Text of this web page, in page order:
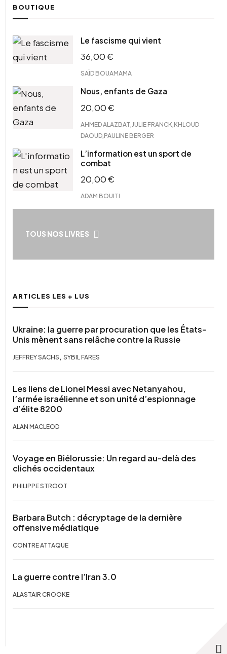
BOUTIQUE
Le fascisme qui vient
36,00€
SAÏD BOUAMAMA
Nous, enfants de Gaza
20,00€
AHMED ALAZBAT JULIE FRANCK KHLOUD
DAOUD PAULINE BERGER
L’information est un sport de
combat
20,00€
ADAM BOUITI
TOUS NOS LIVRES
ARTICLES LES + LUS
Ukraine: la guerre par procuration que les États-
Unis mènent sans relâche contre la Russie
JEFFREY SACHS , SYBIL FARES
Les liens de Lionel Messi avec Netanyahou,
l’armée israélienne et son unité d’espionnage
d’élite 8200
ALAN MACLEOD
Voyage en Biélorussie: Un regard au-delà des
clichés occidentaux
PHILIPPE STROOT
Barbara Butch : décryptage de la dernière
offensive médiatique
CONTRE ATTAQUE
La guerre contre l’Iran 3.0
ALASTAIR CROOKE